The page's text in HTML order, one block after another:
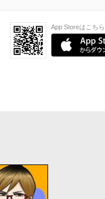
App Storeはこちら